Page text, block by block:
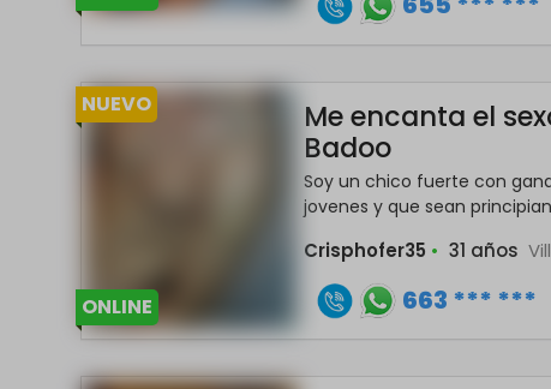
NUEVO
ONLINE
Me encanta el
Badoo
Soy un chico fuerte con
jovenes y que sean
Crisphofer35 • 31 años
663 *** ***